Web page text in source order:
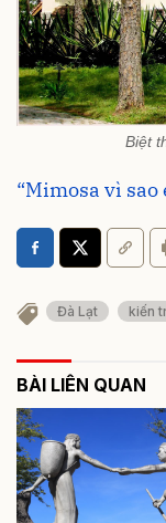
Biệt
“Mimosa vì sao
Đà Lạt kiến
BÀI LIÊN QUAN